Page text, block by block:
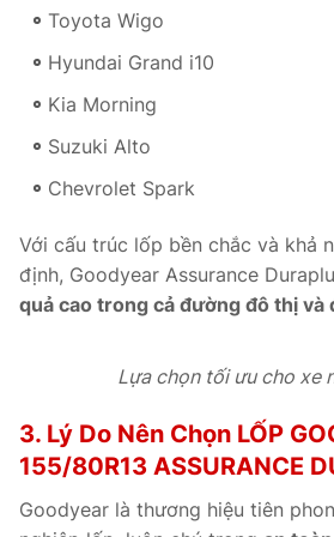
Toyota Wigo
Hyundai Grand i10
Kia Morning
Suzuki Alto
Chevrolet Spark
Với cấu trúc lốp bền chắc và khả
định, Goodyear Assurance
quả cao trong cả đường đô thị
Lựa chọn tối ưu cho xe
3. Lý Do Nên Chọn LỐP
155/80R13 ASSURANCE
Goodyear là thương hiệu tiên